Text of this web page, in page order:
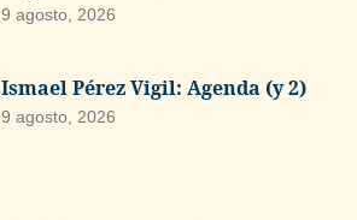
9 agosto, 2026
Ismael Pérez Vigil: Agenda (y 2)
9 agosto, 2026